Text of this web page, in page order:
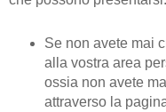
Se non avete mai
alla vostra area
ossia non avete
attraverso la